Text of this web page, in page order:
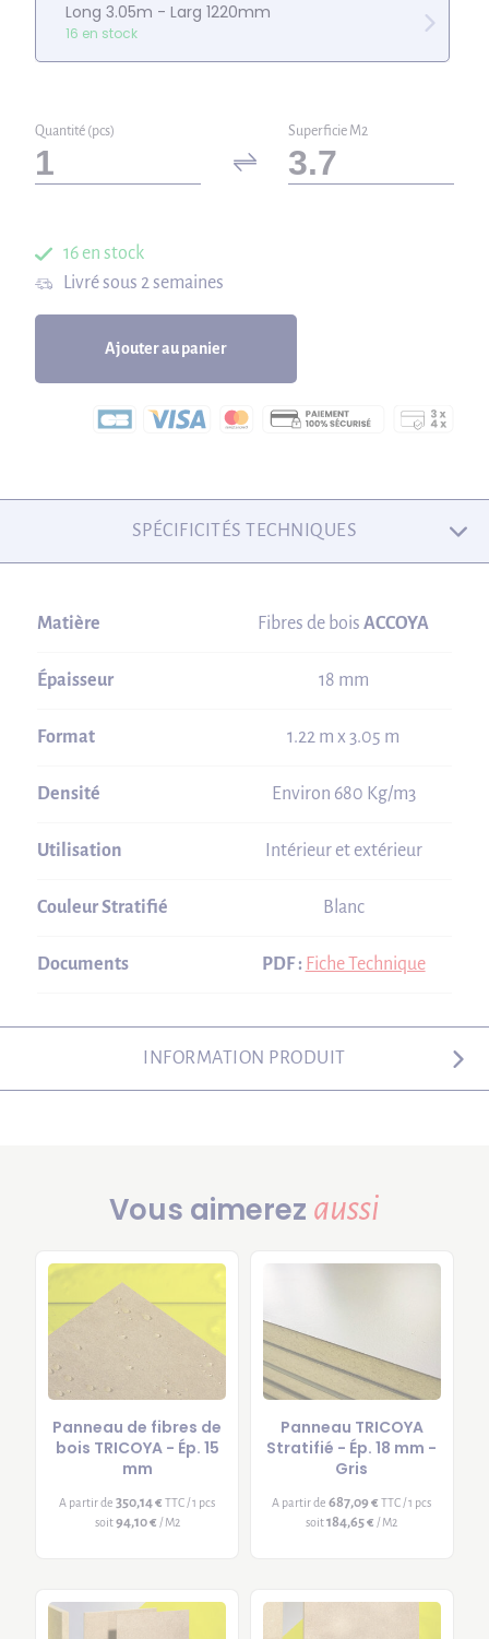
Long 3.05m - Larg 1220mm
16 en stock
Quantité (pcs) Superficie M2
16 en stock
Livré sous 2 semaines
Ajouter au panier
SPÉCIFICITÉS TECHNIQUES
Matière Fibres de boisACCOYA
Épaisseur 18 mm
Format 1.22 m x 3.05 m
Densité Environ 680 Kg/m3
Utilisation Intérieur et extérieur
Couleur Stratifié Blanc
Documents PDF : Fiche Technique
INFORMATION PRODUIT
Vous aimerez aussi
Panneau de fibres de
bois TRICOYA - Ép. 15
mm
A partir de350,14 € TTC / 1 pcs
soit94,10 € / M2
Panneau TRICOYA
Stratifié - Ép. 18 mm -
Gris
A partir de687,09 € TTC / 1 pcs
soit184,65 € / M2